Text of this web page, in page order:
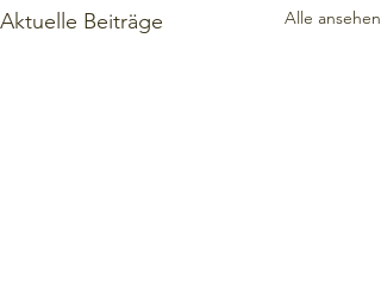
Aktuelle Beiträge Alle ansehen